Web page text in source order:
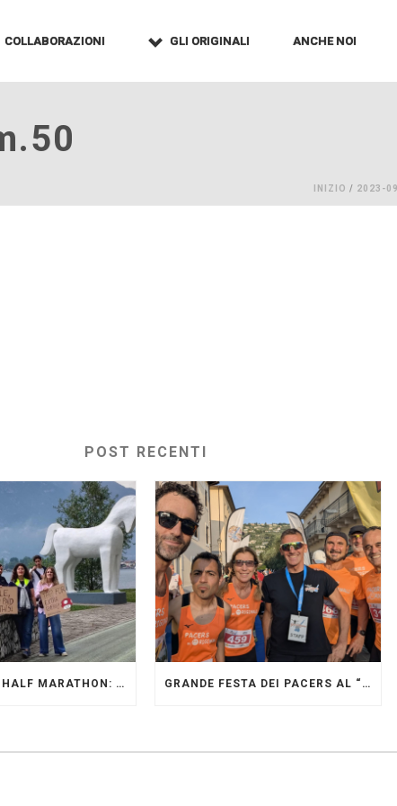
COLLABORAZIONI GLI ORIGINALI ANCHE NOI
INIZIO / 2023-
POST RECENTI
LAGO D’ISEO HALF MARATHON: ORIGINALI PRESENTI GRANDE FESTA DEI PACERS AL “GARDA LAKE RUNNING FESTIVAL”